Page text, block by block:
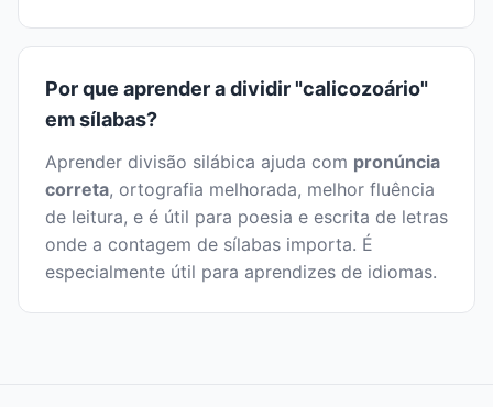
Por que aprender a dividir "calicozoário"
em sílabas?
Aprender divisão silábica ajuda com pronúncia
correta, ortografia melhorada, melhor fluência
de leitura, e é útil para poesia e escrita de letras
onde a contagem de sílabas importa. É
especialmente útil para aprendizes de idiomas.